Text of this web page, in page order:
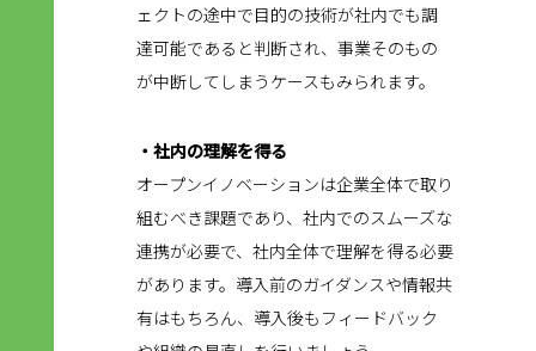
ェクトの途中で目的の技術が社内でも調
達可能であると判断され、事業そのもの
が中断してしまうケースもみられます。
・社内の理解を得る
オープンイノベーションは企業全体で取り
組むべき課題であり、社内でのスムーズな
連携が必要で、社内全体で理解を得る必要
があります。導入前のガイダンスや情報共
有はもちろん、導入後もフィードバック